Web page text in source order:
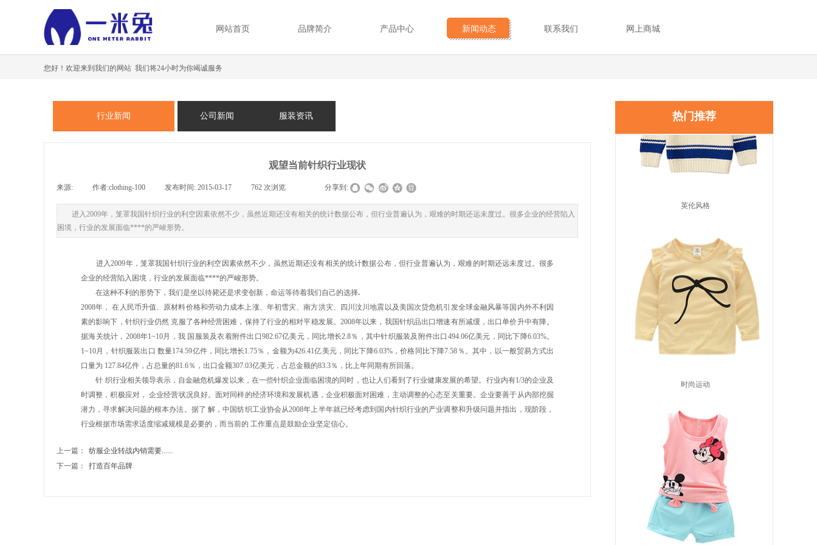
网站首页 品牌简介 产品中心 新闻动态 联系我们 网上商城
您好！欢迎来到我们的网站 我们将24小时为你竭诚服务
行业新闻 公司新闻 服装资讯 热门推荐
英伦风格
时尚运动
观望当前针织行业现状
来源: 作者:clothing-100 发布时间: 2015-03-17 762 次浏览 分享到:
进入2009年，笼罩我国针织行业的利空因素依然不少，虽然近期还没有相关的统计数据公布，但行业普遍认为，艰难的时期还远未度过。很多企业的经营陷入
困境，行业的发展面临****的严峻形势。
进入2009年，笼罩我国针织行业的利空因素依然不少，虽然近期还没有相关的统计数据公布，但行业普遍认为，艰难的时期还远未度过。很多
企业的经营陷入困境，行业的发展面临****的严峻形势。
在这种不利的形势下，我们是坐以待毙还是求变创新，命运等待着我们自己的选择.
2008年， 在人民币升值、原材料价格和劳动力成本上涨、年初雪灾、南方洪灾、四川汶川地震以及美国次贷危机引发全球金融风暴等国内外不利因
素的影响下，针织行业仍然 克服了各种经营困难，保持了行业的相对平稳发展。2008年以来，我国针织品出口增速有所减缓，出口单价升中有降。
据海关统计，2008年1~10月，我 国服装及衣着附件出口982.67亿美元，同比增长2.8％，其中针织服装及附件出口494.06亿美元，同比下降6.03%。
1~10月，针织服装出口 数量174.59亿件，同比增长1.75％，金额为426.41亿美元，同比下降6.03%，价格同比下降7.58％。其中，以一般贸易方式出
口量为 127.84亿件，占总量的81.6％，出口金额307.03亿美元，占总金额的83.3％，比上年同期有所回落。
针 织行业相关领导表示，自金融危机爆发以来，在一些针织企业面临困境的同时，也让人们看到了行业健康发展的希望。行业内有1/3的企业及
时调整，积极应对， 企业经营状况良好。面对同样的经济环境和发展机遇，企业积极面对困难，主动调整的心态至关重要。企业要善于从内部挖掘
潜力，寻求解决问题的根本办法。据了 解，中国纺织工业协会从2008年上半年就已经考虑到国内针织行业的产业调整和升级问题并指出，现阶段，
行业根据市场需求适度缩减规模是必要的，而当前的 工作重点是鼓励企业坚定信心。
上一篇：
纺服企业转战内销需要......
下一篇：
打造百年品牌